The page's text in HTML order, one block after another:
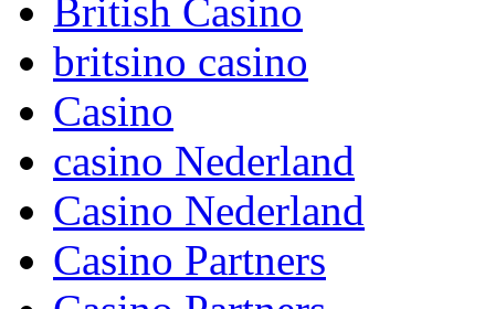
British Casino
britsino casino
Casino
casino Nederland
Casino Nederland
Casino Partners